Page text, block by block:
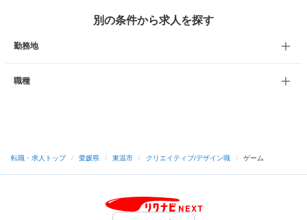
別の条件から求人を探す
勤務地
職種
転職・求人トップ / 愛媛県 / 東温市 / クリエイティブ/デザイン職 / ゲーム